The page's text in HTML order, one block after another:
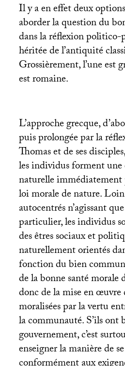
Il y a en effet deux
aborder la question du
dans la réflexion
héritée de l’antiquité
Grossièrement, l’une est
est romaine.
L’approche grecque,
puis prolongée par la
Thomas et de ses
les individus forment
naturelle immédiatement
loi morale de nature. Loin
autocentrés n’agissant
particulier, les individus
des êtres sociaux et
naturellement orientés
fonction du bien
de la bonne santé morale
donc de la mise en œuvre
moralisées par la vertu
la communauté. S’ils ont
gouvernement, c’est
enseigner la manière de